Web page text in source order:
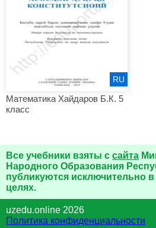
Математика Хайдаров Б.К. 5
класс
RU
Все учебники взяты с сайта
Народного Образования
публикуются исключительно
целях.
uzedu.online 2026
Политика конфиденциальности